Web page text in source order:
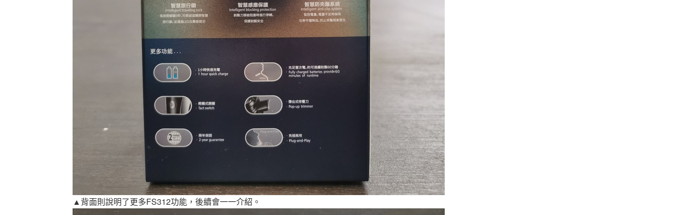
▲背面則說明了更多FS312功能，後續會一一介紹。